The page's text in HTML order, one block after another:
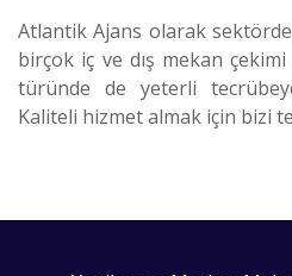
Atlantik Ajans olarak
birçok iç ve dış mekan
türünde de yeterli
Kaliteli hizmet almak için bizi